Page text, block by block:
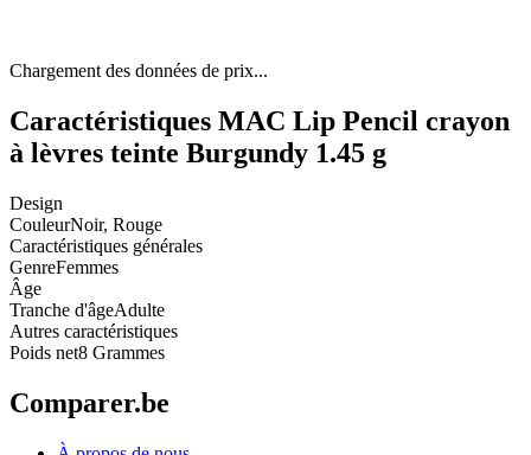
Chargement des données de prix...
Caractéristiques MAC Lip Pencil crayon
à lèvres teinte Burgundy 1.45 g
Design
CouleurNoir, Rouge
Caractéristiques générales
GenreFemmes
Âge
Tranche d'âgeAdulte
Autres caractéristiques
Poids net8 Grammes
Comparer.be